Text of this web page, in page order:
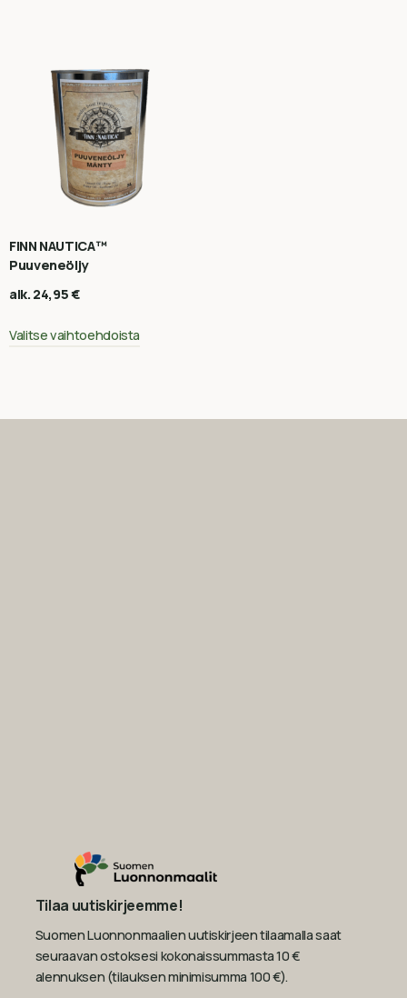
FINN NAUTICA™
Puuveneöljy
alk. 24,95€
Valitse vaihtoehdoista
Tilaa uutiskirjeemme!
Suomen Luonnonmaalien uutiskirjeen tilaamalla saat
seuraavan ostoksesi kokonaissummasta 10 €
alennuksen (tilauksen minimisumma 100 €).